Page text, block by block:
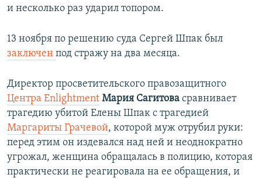
и несколько раз ударил топором.
13 ноября по решению суда Сергей Шпак был
заключен под стражу на два месяца.
Директор просветительского правозащитного
Центра Enlightment Мария Сагитова сравнивает
трагедию убитой Елены Шпак с трагедией
Маргариты Грачевой, которой муж отрубил руки:
перед этим он издевался над ней и неоднократно
угрожал, женщина обращалась в полицию, которая
практически не реагировала на ее обращения, и